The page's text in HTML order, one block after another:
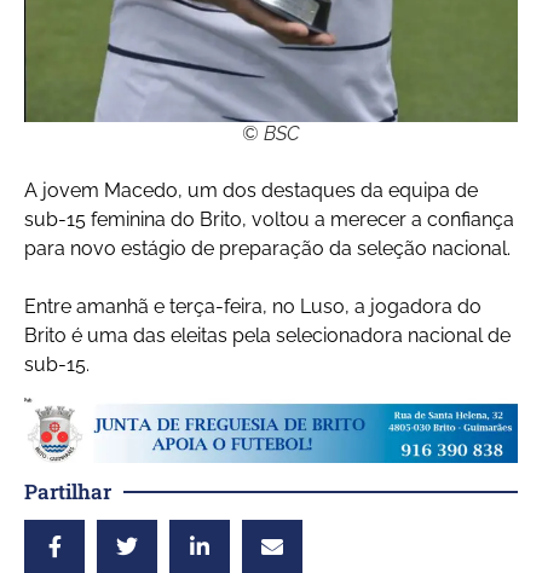
© BSC
A jovem Macedo, um dos destaques da equipa de
sub-15 feminina do Brito, voltou a merecer a confiança
para novo estágio de preparação da seleção nacional.
Entre amanhã e terça-feira, no Luso, a jogadora do
Brito é uma das eleitas pela selecionadora nacional de
sub-15.
Partilhar